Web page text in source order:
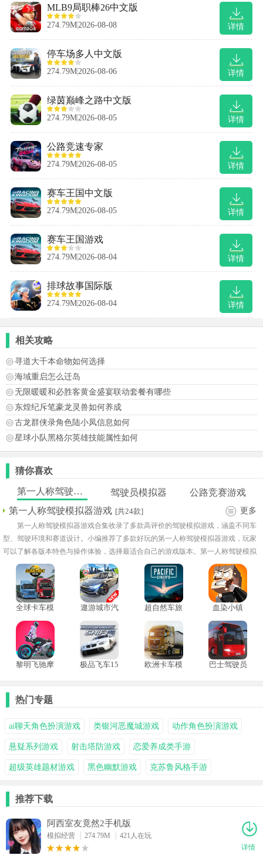
详情
MLB9局职棒26中文版
274.79M2026-08-08
详情
停车场多人中文版
274.79M2026-08-06
详情
绿茵巅峰之路中文版
274.79M2026-08-05
详情
公路竞速专家
274.79M2026-08-05
详情
赛车王国中文版
274.79M2026-08-05
详情
赛车王国游戏
274.79M2026-08-04
详情
排球故事国际版
274.79M2026-08-04
相关攻略
寻道大千本命物如何选择
海域重启怎么迁岛
无限暖暖和必胜客黄金盛宴联动套餐有哪些
东煌纪斥笔豪龙灵兽如何养成
古龙群侠录角色陆小凤信息如何
星球小队黑格尔英雄技能属性如何
猜你喜欢
第一人称驾驶模拟器游戏 驾驶员模拟器
公路竞赛游戏
第一人称驾驶模拟器游戏 [共24款] 更多
第一人称驾驶模拟器游戏合集收录了多款高评价的驾驶模拟游戏，涵盖不同车
型、驾驶环境和赛道设计。小编推荐了多款好玩的第一人称驾驶模拟器游戏，玩家
可以了解各版本特色与操作体验，选择最适合自己的游戏版本。第一人称驾驶模拟
器手机版下载提供稳定下载入口，保证流畅安装和运行。真实的驾驶操作感、丰富
的车辆选择和多样化的场景挑战，让玩家在虚拟世界中享受极致速度与驾驶策略结
合的精彩体验。
全球卡车模
遨游城市汽
文版
超自然车旅
血染小镇
黎明飞驰摩
极品飞车15
欧洲卡车模
巴士驾驶员
热门专题
ai聊天角色扮演游戏 类银河恶魔城游戏 动作角色扮演游戏
悬疑系列游戏 射击塔防游戏 恋爱养成类手游
超级英雄题材游戏 黑色幽默游戏 克苏鲁风格手游
推荐下载
阿西室友竟然2手机版
模拟经营 274.79M
421人在玩
详情